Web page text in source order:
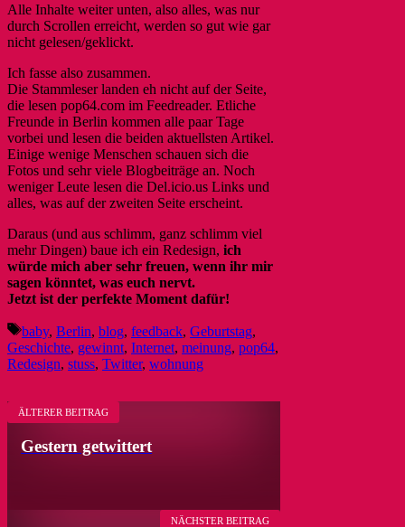
Alle Inhalte weiter unten, also alles, was nur
durch Scrollen erreicht, werden so gut wie gar
nicht gelesen/geklickt.
Ich fasse also zusammen.
Die Stammleser landen eh nicht auf der Seite,
die lesen pop64.com im Feedreader. Etliche
Freunde in Berlin kommen alle paar Tage
vorbei und lesen die beiden aktuellsten Artikel.
Einige wenige Menschen schauen sich die
Fotos und sehr viele Blogbeiträge an. Noch
weniger Leute lesen die Del.icio.us Links und
alles, was auf der zweiten Seite erscheint.
Daraus (und aus schlimm, ganz schlimm viel
mehr Dingen) baue ich ein Redesign, ich
würde mich aber sehr freuen, wenn ihr mir
sagen könntet, was euch nervt.
Jetzt ist der perfekte Moment dafür!
Schlagwörter
baby, Berlin, blog, feedback, Geburtstag,
Geschichte, gewinnt, Internet, meinung, pop64,
Redesign, stuss, Twitter, wohnung
ÄLTERER BEITRAG
Gestern getwittert
NÄCHSTER BEITRAG